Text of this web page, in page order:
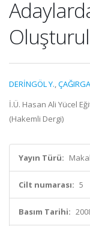
DERİNGÖL Y.,
İ.Ü. Hasan Ali Yücel
(Hakemli Dergi)
Yayın Türü:
Cilt numarası: 5
Basım Tarihi: